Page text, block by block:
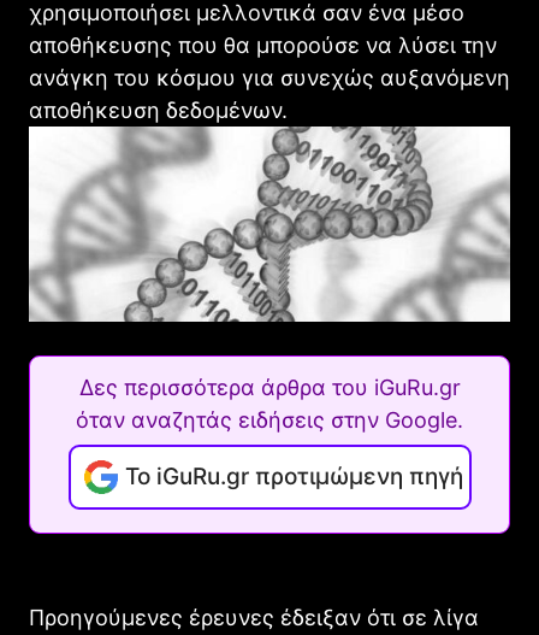
χρησιμοποιήσει μελλοντικά σαν ένα μέσο
αποθήκευσης που θα μπορούσε να λύσει την
ανάγκη του κόσμου για συνεχώς αυξανόμενη
αποθήκευση δεδομένων.
Δες περισσότερα άρθρα του iGuRu.gr
όταν αναζητάς ειδήσεις στην Google.
Το iGuRu.gr προτιμώμενη πηγή
Προηγούμενες έρευνες έδειξαν ότι σε λίγα